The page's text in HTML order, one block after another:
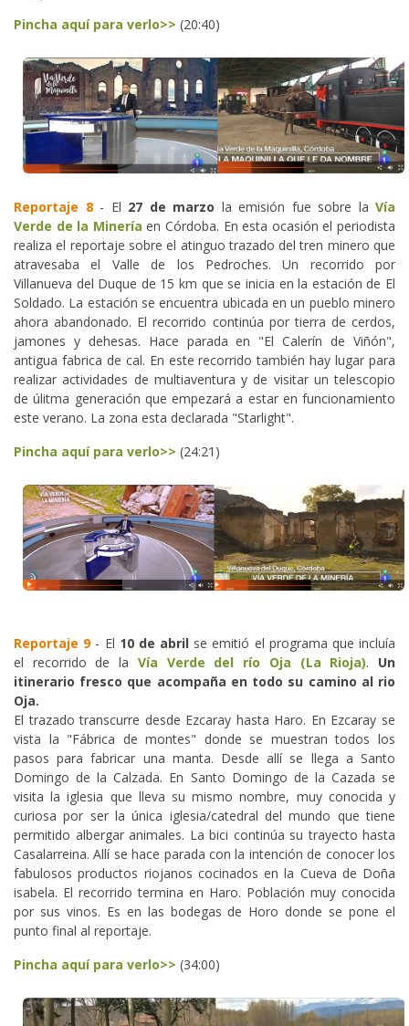
Pincha aquí para verlo>> (20:40)
Reportaje 8- El 27 de marzo la emisión fue sobre la Vía
Verde de la Minería en Córdoba. En esta ocasión el periodista
realiza el reportaje sobre el atinguo trazado del tren minero que
atravesaba el Valle de los Pedroches. Un recorrido por
Villanueva del Duque de 15 km que se inicia en la estación de El
Soldado. La estación se encuentra ubicada en un pueblo minero
ahora abandonado. El recorrido continúa por tierra de cerdos,
jamones y dehesas. Hace parada en "El Calerín de Viñón",
antigua fabrica de cal. En este recorrido también hay lugar para
realizar actividades de multiaventura y de visitar un telescopio
de úlitma generación que empezará a estar en funcionamiento
este verano. La zona esta declarada "Starlight".
Pincha aquí para verlo>> (24:21)
Reportaje 9- El 10 de abril se emitió el programa que incluía
el recorrido de la Vía Verde del río Oja (La Rioja). Un
itinerario fresco que acompaña en todo su camino al rio
Oja.
El trazado transcurre desde Ezcaray hasta Haro. En Ezcaray se
vista la "Fábrica de montes" donde se muestran todos los
pasos para fabricar una manta. Desde allí se llega a Santo
Domingo de la Calzada. En Santo Domingo de la Cazada se
visita la iglesia que lleva su mismo nombre, muy conocida y
curiosa por ser la única iglesia/catedral del mundo que tiene
permitido albergar animales. La bici continúa su trayecto hasta
Casalarreina. Allí se hace parada con la intención de conocer los
fabulosos productos riojanos cocinados en la Cueva de Doña
isabela. El recorrido termina en Haro. Población muy conocida
por sus vinos. Es en las bodegas de Horo donde se pone el
punto final al reportaje.
Pincha aquí para verlo>> (34:00)